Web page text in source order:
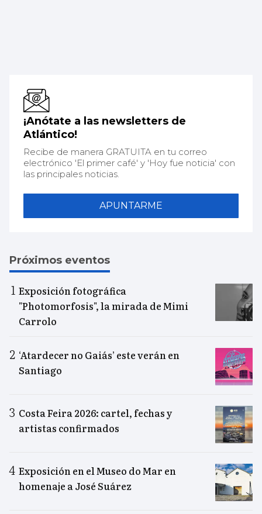
¡Anótate a las newsletters de
Atlántico!
Recibe de manera GRATUITA en tu correo
electrónico 'El primer café' y 'Hoy fue noticia' con
las principales noticias.
APUNTARME
Próximos eventos
Exposición fotográfica
"Photomorfosis", la mirada de Mimi
Carrolo
‘Atardecer no Gaiás’ este verán en
Santiago
Costa Feira 2026: cartel, fechas y
artistas confirmados
Exposición en el Museo do Mar en
homenaje a José Suárez